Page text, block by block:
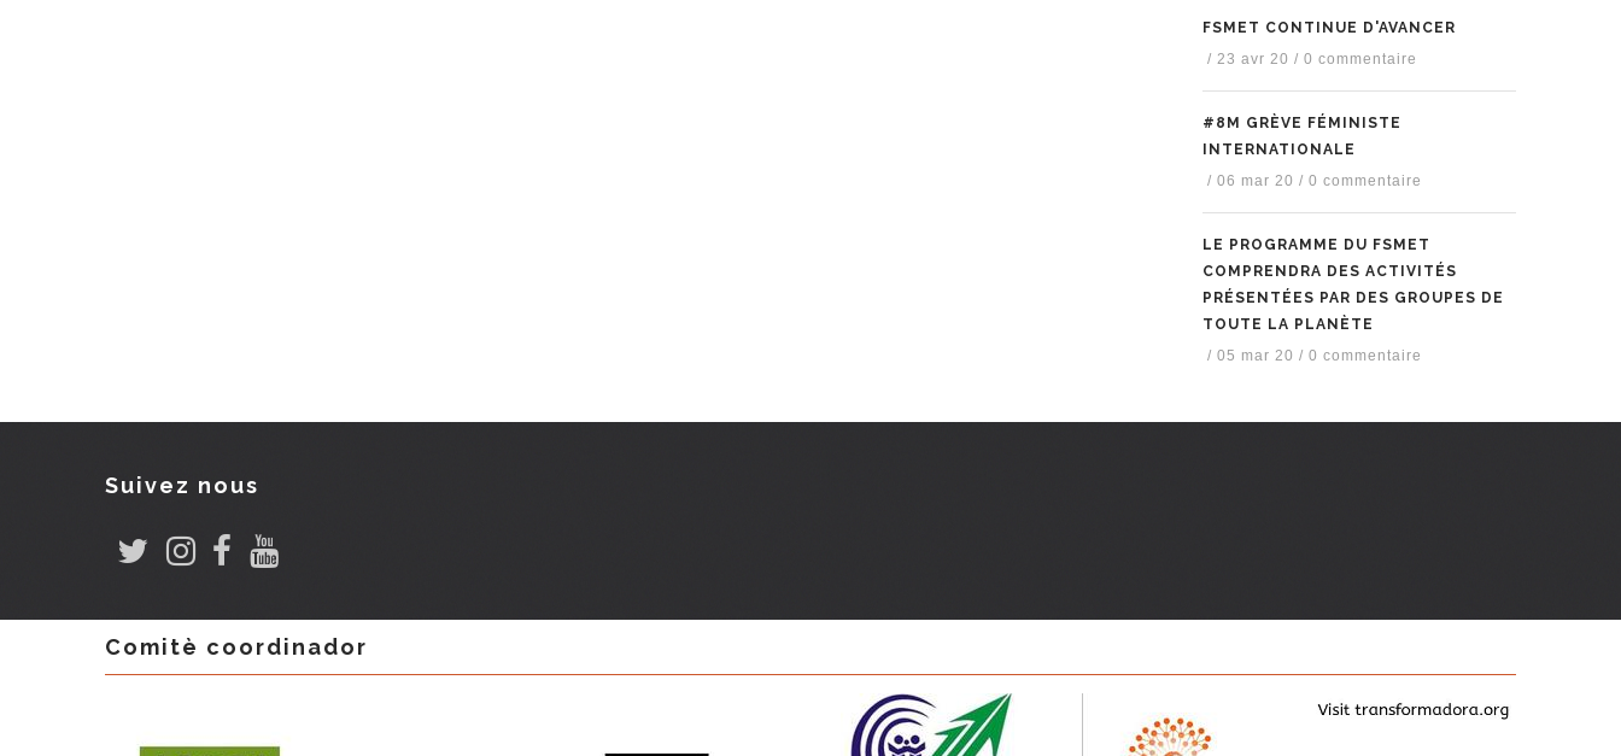
FSMET CONTINUE D'AVANCER
/ 23 avr 20 / 0 commentaire
#8M GRÈVE FÉMINISTE
INTERNATIONALE
/ 06 mar 20 / 0 commentaire
LE PROGRAMME DU FSMET
COMPRENDRA DES ACTIVITÉS
PRÉSENTÉES PAR DES GROUPES DE
TOUTE LA PLANÈTE
/ 05 mar 20 / 0 commentaire
Suivez nous
Comitè coordinador